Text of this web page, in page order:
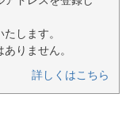
します。
りません。
詳しくはこちら